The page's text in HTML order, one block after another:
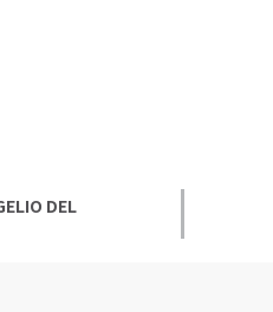
DEL